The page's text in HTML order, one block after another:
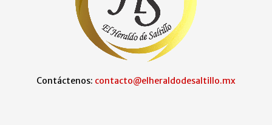
Contáctenos: contacto@elheraldodesaltillo.mx